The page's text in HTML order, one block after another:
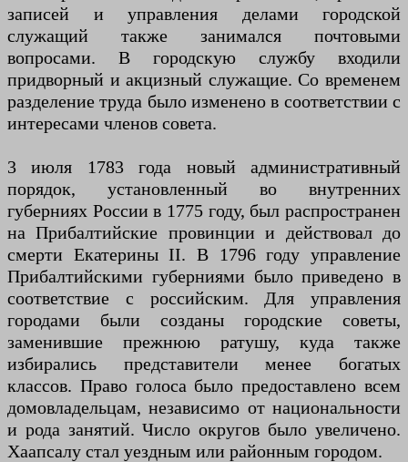
записей и управления делами городской
служащий также занимался почтовыми
вопросами. В городскую службу входили
придворный и акцизный служащие. Со временем
разделение труда было изменено в соответствии с
интересами членов совета.
3 июля 1783 года новый административный
порядок, установленный во внутренних
губерниях России в 1775 году, был распространен
на Прибалтийские провинции и действовал до
смерти Екатерины II. В 1796 году управление
Прибалтийскими губерниями было приведено в
соответствие с российским. Для управления
городами были созданы городские советы,
заменившие прежнюю ратушу, куда также
избирались представители менее богатых
классов. Право голоса было предоставлено всем
домовладельцам, независимо от национальности
и рода занятий. Число округов было увеличено.
Хаапсалу стал уездным или районным городом.